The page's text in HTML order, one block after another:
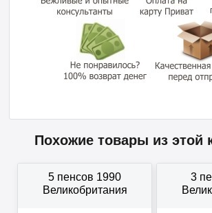
Похожие товары из этой
5 пенсов 1990
Великобритания
3